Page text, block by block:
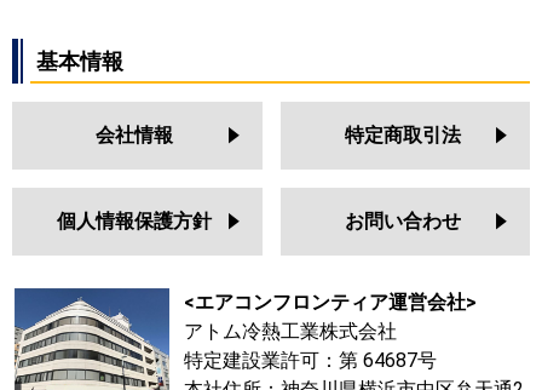
基本情報
会社情報 特定商取引法
個人情報保護方針 お問い合わせ
<エアコンフロンティア運営会社>
アトム冷熱工業株式会社
特定建設業許可：第 64687号